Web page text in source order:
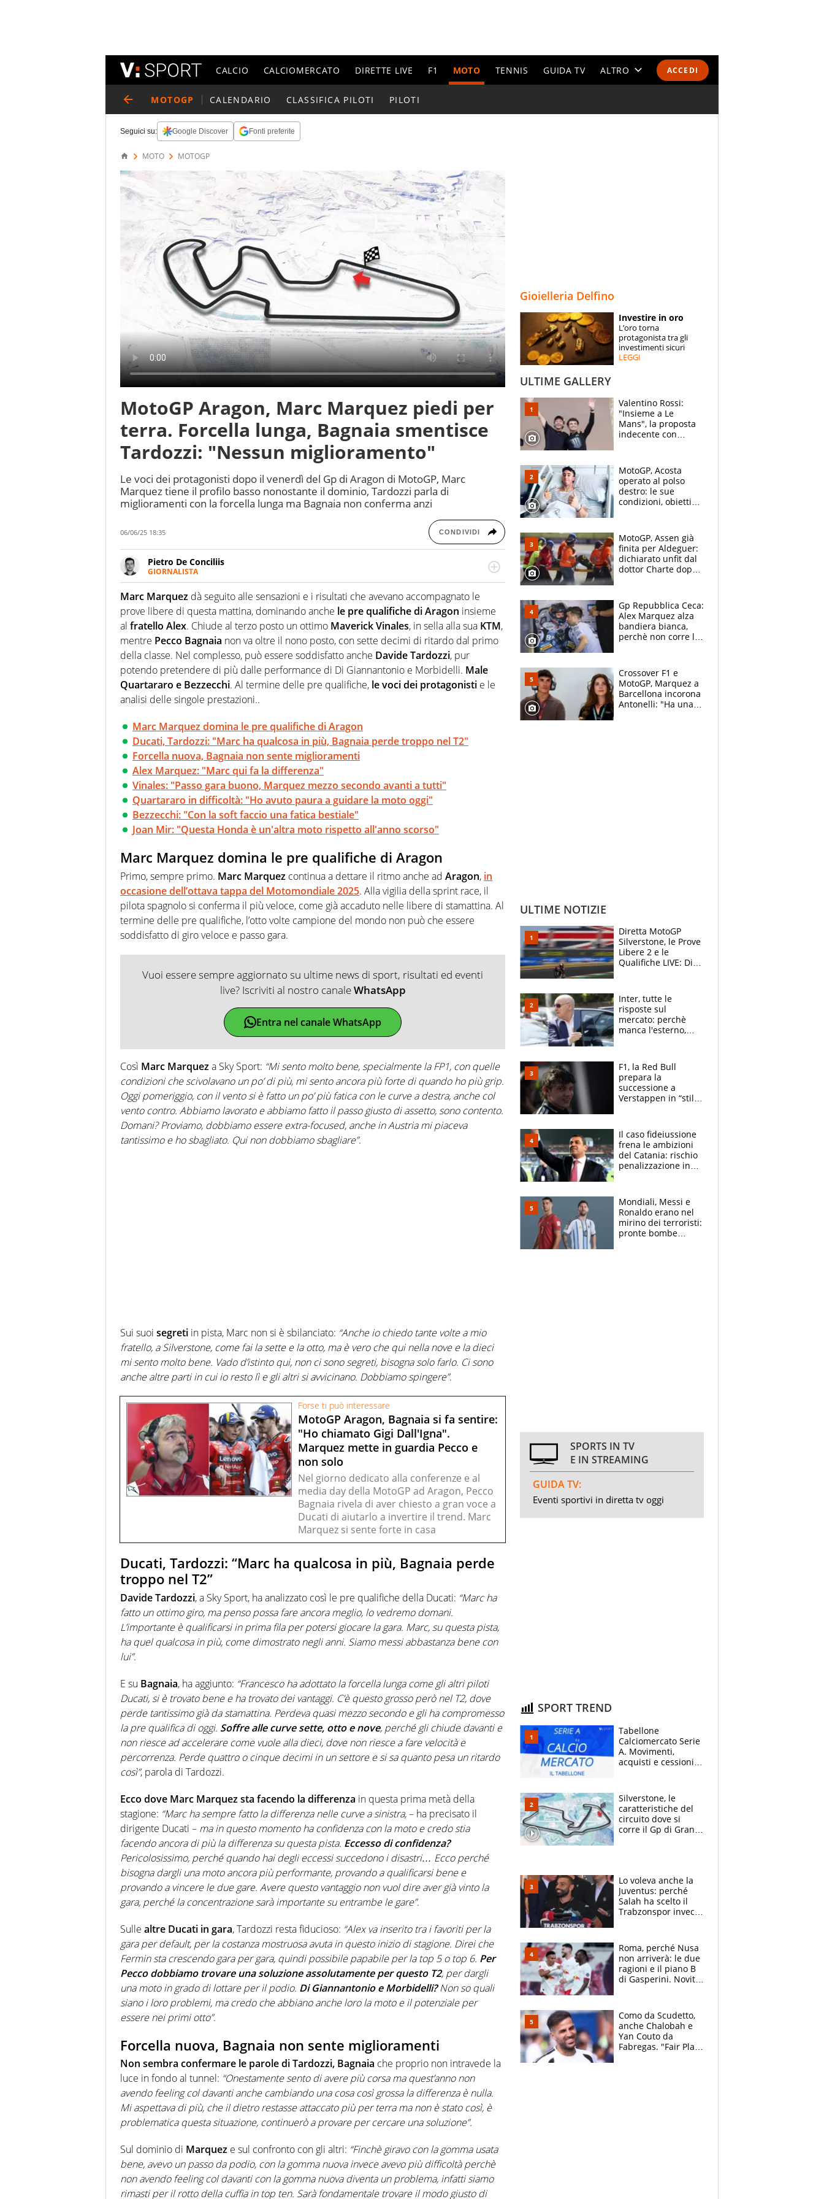
ACCEDI
CALCIO CALCIOMERCATO DIRETTE LIVE F1 MOTO TENNIS GUIDA TV ALTRO
ESPERTI
CONTATTI
MOTOGP CALENDARIO CLASSIFICA PILOTI PILOTI
Seguici su: Google Discover Fonti preferite
MOTO MOTOGP
MotoGP Aragon, Marc Marquez piedi per
terra. Forcella lunga, Bagnaia smentisce
Tardozzi: "Nessun miglioramento"
Le voci dei protagonisti dopo il venerdì del Gp di Aragon di MotoGP, Marc
Marquez tiene il profilo basso nonostante il dominio, Tardozzi parla di
miglioramenti con la forcella lunga ma Bagnaia non conferma anzi
06/06/25 18:35 CONDIVIDI
Pietro De Conciliis
GIORNALISTA
Giornalista pubblicista e speaker radiofonico, per Virgilio Sport si occupa di calcio con
uno sguardo attento e competente sui campionati di Serie B e Serie C
Marc Marquez dà seguito alle sensazioni e i risultati che avevano accompagnato le
prove libere di questa mattina, dominando anche le pre qualifiche di Aragon insieme
al fratello Alex. Chiude al terzo posto un ottimo Maverick Vinales, in sella alla sua KTM,
mentre Pecco Bagnaia non va oltre il nono posto, con sette decimi di ritardo dal primo
della classe. Nel complesso, può essere soddisfatto anche Davide Tardozzi, pur
potendo pretendere di più dalle performance di Di Giannantonio e Morbidelli. Male
Quartararo e Bezzecchi. Al termine delle pre qualifiche, le voci dei protagonisti e le
analisi delle singole prestazioni..
Marc Marquez domina le pre qualifiche di Aragon
Ducati, Tardozzi: "Marc ha qualcosa in più, Bagnaia perde troppo nel T2"
Forcella nuova, Bagnaia non sente miglioramenti
Alex Marquez: "Marc qui fa la differenza"
Vinales: "Passo gara buono, Marquez mezzo secondo avanti a tutti"
Quartararo in difficoltà: "Ho avuto paura a guidare la moto oggi"
Bezzecchi: "Con la soft faccio una fatica bestiale"
Joan Mir: "Questa Honda è un'altra moto rispetto all'anno scorso"
Marc Marquez domina le pre qualifiche di Aragon
Primo, sempre primo. Marc Marquez continua a dettare il ritmo anche ad Aragon, in
occasione dell’ottava tappa del Motomondiale 2025. Alla vigilia della sprint race, il
pilota spagnolo si conferma il più veloce, come già accaduto nelle libere di stamattina. Al
termine delle pre qualifiche, l’otto volte campione del mondo non può che essere
soddisfatto di giro veloce e passo gara.
Vuoi essere sempre aggiornato su ultime news di sport, risultati ed eventi
live? Iscriviti al nostro canaleWhatsApp
Entra nel canale WhatsApp
Così Marc Marqueza Sky Sport: “Mi sento molto bene, specialmente la FP1, con quelle
condizioni che scivolavano un po’ di più, mi sento ancora più forte di quando ho più grip.
Oggi pomeriggio, con il vento si è fatto un po’ più fatica con le curve a destra, anche col
vento contro. Abbiamo lavorato e abbiamo fatto il passo giusto di assetto, sono contento.
Domani? Proviamo, dobbiamo essere extra-focused, anche in Austria mi piaceva
tantissimo e ho sbagliato. Qui non dobbiamo sbagliare”.
Sui suoi segreti in pista, Marc non si è sbilanciato: “Anche io chiedo tante volte a mio
fratello, a Silverstone, come fai la sette e la otto, ma è vero che qui nella nove e la dieci
mi sento molto bene. Vado d’istinto qui, non ci sono segreti, bisogna solo farlo. Ci sono
anche altre parti in cui io resto lì e gli altri si avvicinano. Dobbiamo spingere”.
Forse ti può interessare
MotoGP Aragon, Bagnaia si fa sentire:
"Ho chiamato Gigi Dall'Igna".
Marquez mette in guardia Pecco e
non solo
Nel giorno dedicato alla conferenze e al
media day della MotoGP ad Aragon, Pecco
Bagnaia rivela di aver chiesto a gran voce a
Ducati di aiutarlo a invertire il trend. Marc
Marquez si sente forte in casa
Ducati, Tardozzi: “Marc ha qualcosa in più, Bagnaia perde
troppo nel T2”
Davide Tardozzi, a Sky Sport, ha analizzato così le pre qualifiche della Ducati: “Marc ha
fatto un ottimo giro, ma penso possa fare ancora meglio, lo vedremo domani.
L’importante è qualificarsi in prima fila per potersi giocare la gara. Marc, su questa pista,
ha quel qualcosa in più, come dimostrato negli anni. Siamo messi abbastanza bene con
lui”.
E su Bagnaia, ha aggiunto: “Francesco ha adottato la forcella lunga come gli altri piloti
Ducati, si è trovato bene e ha trovato dei vantaggi. C’è questo grosso però nel T2, dove
perde tantissimo già da stamattina. Perdeva quasi mezzo secondo e gli ha compromesso
la pre qualifica di oggi. Soffre alle curve sette, otto e nove, perché gli chiude davanti e
non riesce ad accelerare come vuole alla dieci, dove non riesce a fare velocità e
percorrenza. Perde quattro o cinque decimi in un settore e si sa quanto pesa un ritardo
così”, parola di Tardozzi.
Ecco dove Marc Marquez sta facendo la differenza in questa prima metà della
stagione: “Marc ha sempre fatto la differenza nelle curve a sinistra,– ha precisato il
dirigente Ducati – ma in questo momento ha confidenza con la moto e credo stia
facendo ancora di più la differenza su questa pista. Eccesso di confidenza?
Pericolosissimo, perché quando hai degli eccessi succedono i disastri… Ecco perché
bisogna dargli una moto ancora più performante, provando a qualificarsi bene e
provando a vincere le due gare. Avere questo vantaggio non vuol dire aver già vinto la
gara, perché la concentrazione sarà importante su entrambe le gare”.
Sulle altre Ducati in gara, Tardozzi resta fiducioso: “Alex va inserito tra i favoriti per la
gara per default, per la costanza mostruosa avuta in questo inizio di stagione. Direi che
Fermin sta crescendo gara per gara, quindi possibile papabile per la top 5 o top 6. Per
Pecco dobbiamo trovare una soluzione assolutamente per questo T2, per dargli
una moto in grado di lottare per il podio. Di Giannantonio e Morbidelli?Non so quali
siano i loro problemi, ma credo che abbiano anche loro la moto e il potenziale per
essere nei primi otto”.
Forcella nuova, Bagnaia non sente miglioramenti
Non sembra confermare le parole di Tardozzi, Bagnaia che proprio non intravede la
luce in fondo al tunnel: “Onestamente sento di avere più corsa ma quest’anno non
avendo feeling col davanti anche cambiando una cosa così grossa la differenza è nulla.
Mi aspettava di più, che il dietro restasse attaccato più per terra ma non è stato così, è
problematica questa situazione, continuerò a provare per cercare una soluzione”.
Sul dominio di Marquez e sul confronto con gli altri: “Finchè giravo con la gomma usata
bene, avevo un passo da podio, con la gomma nuova invece avevo più difficoltà perchè
non avendo feeling col davanti con la gomma nuova diventa un problema, infatti siamo
rimasti per il rotto della cuffia in top ten. Sarà fondamentale trovare il modo giusto di
Gioielleria Delfino
Investire in oro
L’oro torna
protagonista tra gli
investimenti sicuri
LEGGI
ULTIME GALLERY
Valentino Rossi:
"Insieme a Le
Mans", la proposta
indecente con
Goodwood
MotoGP, Acosta
operato al polso
destro: le sue
condizioni, obiettivo
MotoGP, Assen già
finita per Aldeguer:
dichiarato unfit dal
dottor Charte dopo
Gp Repubblica Ceca:
Alex Marquez alza
bandiera bianca,
perchè non corre la
Crossover F1 e
MotoGP, Marquez a
Barcellona incorona
Antonelli: "Ha una
ULTIME NOTIZIE
Diretta MotoGP
Silverstone, le Prove
Libere 2 e le
Qualifiche LIVE: Di
Bezzecchi
Inter, tutte le
risposte sul
mercato: perchè
manca l'esterno,
vero obiettivo di
Marotta
F1, la Red Bull
prepara la
successione a
Verstappen in “stile
attacco all’Italia
Il caso fideiussione
frena le ambizioni
del Catania: rischio
penalizzazione in
Mondiali, Messi e
Ronaldo erano nel
mirino dei terroristi:
pronte bombe
SPORTS IN TV
E IN STREAMING
GUIDA TV:
Eventi sportivi in diretta tv oggi
SPORT TREND
Tabellone
Calciomercato Serie
A. Movimenti,
acquisti e cessioni:
Silverstone, le
caratteristiche del
circuito dove si
corre il Gp di Gran
Lo voleva anche la
Juventus: perché
Salah ha scelto il
Trabzonspor invece
Roma, perché Nusa
non arriverà: le due
ragioni e il piano B
di Gasperini. Novità
Como da Scudetto,
anche Chalobah e
Yan Couto da
Fabregas. "Fair Play